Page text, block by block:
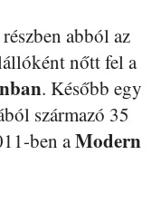
abból az
nőtt fel a
. Később egy
származó 35
ben aModern